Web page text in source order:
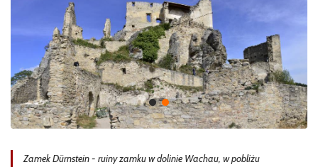
Zamek Dürnstein - ruiny zamku w dolinie Wachau, w pobliżu